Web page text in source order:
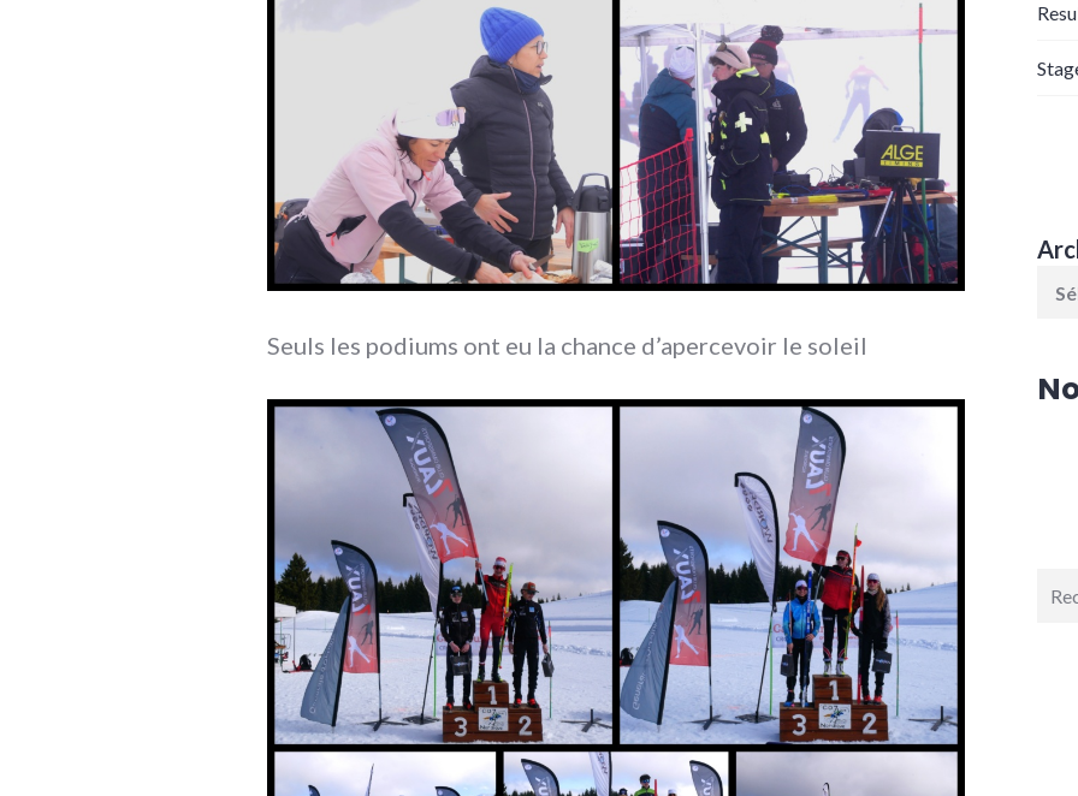
Seuls les podiums ont eu la chance d’apercevoir le soleil